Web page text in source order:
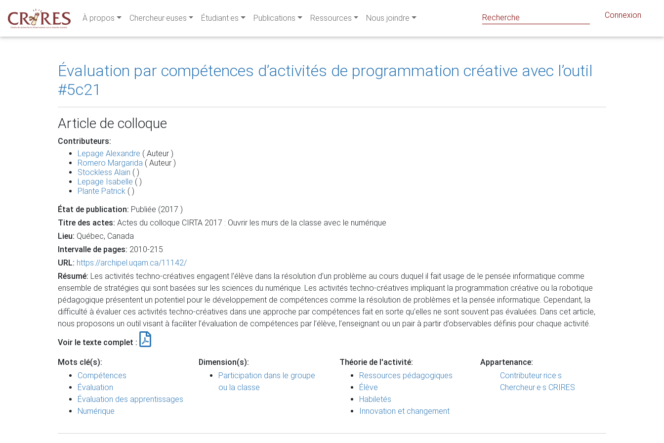
À propos Chercheur·euses Étudiant·es Publications Ressources Nous joindre Connexion
Évaluation par compétences d’activités de programmation créative avec l’outil
#5c21
Article de colloque
Contributeurs:
Lepage Alexandre ( Auteur )
Romero Margarida ( Auteur )
Stockless Alain ( )
Lepage Isabelle ( )
Plante Patrick ( )
État de publication: Publiée (2017 )
Titre des actes: Actes du colloque CIRTA 2017 : Ouvrir les murs de la classe avec le numérique
Lieu: Québec, Canada
Intervalle de pages: 2010-215
URL: https://archipel.uqam.ca/11142/
Résumé: Les activités techno-créatives engagent l’élève dans la résolution d’un problème au cours duquel il fait usage de le pensée informatique comme
ensemble de stratégies qui sont basées sur les sciences du numérique. Les activités techno-créatives impliquant la programmation créative ou la robotique
pédagogique présentent un potentiel pour le développement de compétences comme la résolution de problèmes et la pensée informatique. Cependant, la
difficulté à évaluer ces activités techno-créatives dans une approche par compétences fait en sorte qu’elles ne sont souvent pas évaluées. Dans cet article,
nous proposons un outil visant à faciliter l’évaluation de compétences par l’élève, l’enseignant ou un pair à partir d’observables définis pour chaque activité.
Voir le texte complet :
Mots clé(s):
Compétences
Évaluation
Évaluation des apprentissages
Numérique
Dimension(s):
Participation dans le groupe
ou la classe
Théorie de l'activité:
Ressources pédagogiques
Élève
Habiletés
Innovation et changement
Appartenance:
Contributeur·rice·s
Chercheur·e·s CRIRES